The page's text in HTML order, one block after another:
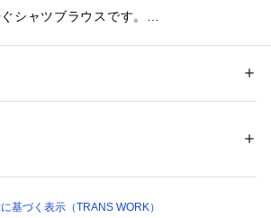
シャツブラウスです。
ンがアクセント
ルチカラーストライプ
鮮やかなアクセントカラーを加えた、上
、通勤シーンやセレモニーにも活躍する
再生繊維（セルロース）42%
）
基づく表示（TRANS WORK）